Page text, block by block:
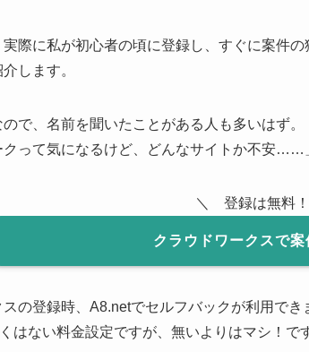
実際に私が初心者の頃に登録し、すぐに案件
します。
で、名前を聞いたことがある人も多いはず。
クって気になるけど、どんなサイトか不安……
＼ 登録は無料
クラウドワークスで
の登録時、A8.netでセルフバックが利用でき
はない料金設定ですが、無いよりはマシ！で